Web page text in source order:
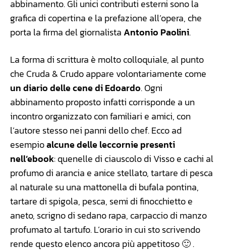
abbinamento. Gli unici contributi esterni sono la
grafica di copertina e la prefazione all’opera, che
porta la firma del giornalistaAntonio Paolini.
La forma di scrittura è molto colloquiale, al punto
che Cruda & Crudo appare volontariamente come
un diario delle cene di Edoardo. Ogni
abbinamento proposto infatti corrisponde a un
incontro organizzato con familiari e amici, con
l’autore stesso nei panni dello chef. Ecco ad
esempioalcune delle leccornie presenti
nell’ebook: quenelle di ciauscolo di Visso e cachi al
profumo di arancia e anice stellato, tartare di pesca
al naturale su una mattonella di bufala pontina,
tartare di spigola, pesca, semi di finocchietto e
aneto, scrigno di sedano rapa, carpaccio di manzo
profumato al tartufo. L’orario in cui sto scrivendo
rende questo elenco ancora più appetitoso 🙂 .